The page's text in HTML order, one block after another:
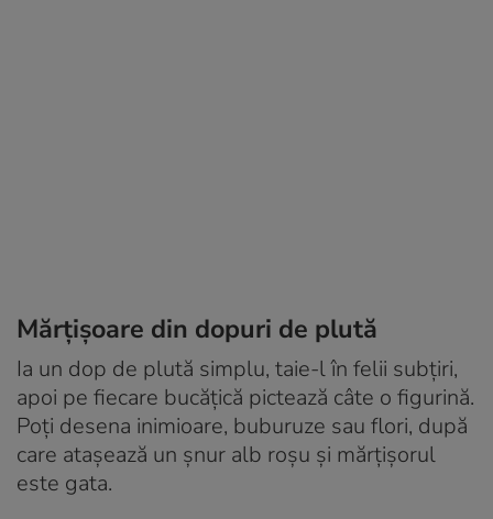
Mărțișoare din dopuri de plută
Ia un dop de plută simplu, taie-l în felii subțiri,
apoi pe fiecare bucățică pictează câte o figurină.
Poți desena inimioare, buburuze sau flori, după
care atașează un șnur alb roșu și mărțișorul
este gata.